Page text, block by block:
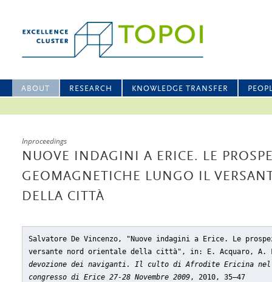
ABOUT RESEARCH KNOWLEDGE TRANSFER
Inproceedings
NUOVE INDAGINI A ERICE. LE
GEOMAGNETICHE LUNGO IL
DELLA CITTÀ
Salvatore De Vincenzo, "Nuove indagini a Erice. Le
versante nord orientale della città" , in: E. Acquaro, A.
devozione dei naviganti. Il culto di Afrodite Ericina
congresso di Erice 27-28 Novembre 2009, 2010, 35–47